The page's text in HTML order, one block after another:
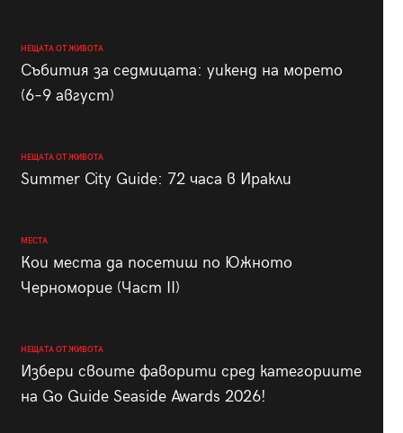
НЕЩАТА ОТ ЖИВОТА
Събития за седмицата: уикенд на морето
(6–9 август)
НЕЩАТА ОТ ЖИВОТА
Summer City Guide: 72 часа в Иракли
МЕСТА
Кои места да посетиш по Южното
Черноморие (Част II)
НЕЩАТА ОТ ЖИВОТА
Избери своите фаворити сред категориите
на Go Guide Seaside Awards 2026!